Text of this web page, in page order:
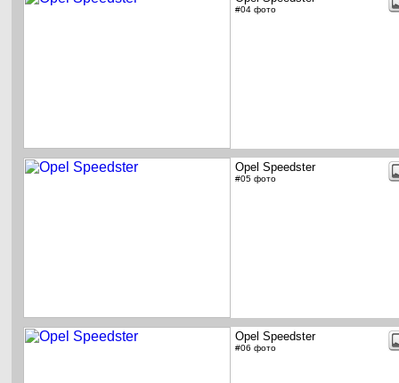
#04 фото
Opel Speedster
#05 фото
Opel Speedster
#06 фото